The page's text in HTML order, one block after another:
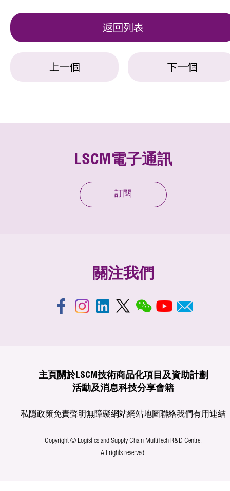
返回列表
上一個 下一個
LSCM電子通訊
訂閱
關注我們
主頁 關於LSCM技術商品化項目及資助計劃
活動及消息科技分享會籍
私隱政策免責聲明無障礙網站網站地圖聯絡我們有用連結
Copyright © Logistics and Supply Chain MultiTech R&D Centre.
All rights reserved.